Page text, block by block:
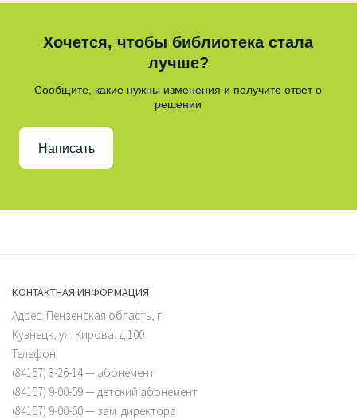
Хочется, чтобы библиотека стала
лучше?
Сообщите, какие нужны изменения и получите ответ о
решении
Написать
КОНТАКТНАЯ ИНФОРМАЦИЯ
Адрес: Пензенская область, г.
Кузнецк, ул. Кирова, д.100
Телефон:
(84157) 3-26-14 — абонемент
(84157) 9-00-59 — детский абонемент
(84157) 9-00-60 — зам. директора